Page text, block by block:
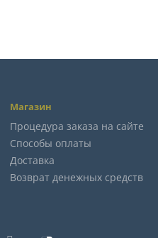
Магазин
Процедура заказа на сайте
Способы оплаты
Доставка
Возврат денежных средств